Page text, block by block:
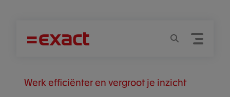
Menu
Zoeken
Werk efficiënter en vergroot je inzicht